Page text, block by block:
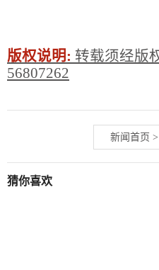
版权说明: 转载须经版
56807262
新闻首页 >
猜你喜欢